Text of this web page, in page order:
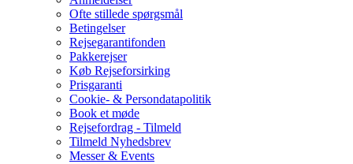
Ofte stillede spørgsmål
Betingelser
Rejsegarantifonden
Pakkerejser
Køb Rejseforsirking
Prisgaranti
Cookie- & Persondatapolitik
Book et møde
Rejsefordrag - Tilmeld
Tilmeld Nyhedsbrev
Messer & Events